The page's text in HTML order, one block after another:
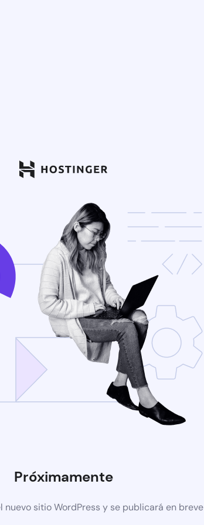
Próximamente
nuevo sitio WordPress y se publicará en breve